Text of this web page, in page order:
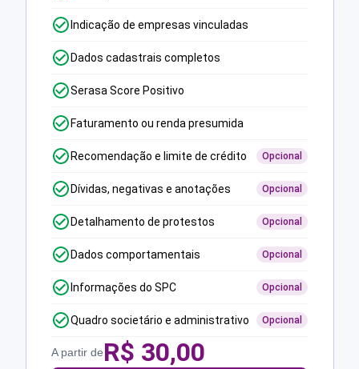
Indicação de empresas vinculadas
Dados cadastrais completos
Serasa Score Positivo
Faturamento ou renda presumida
Recomendação e limite de crédito Opcional
Dívidas, negativas e anotações Opcional
Detalhamento de protestos Opcional
Dados comportamentais Opcional
Informações do SPC Opcional
Quadro societário e administrativo Opcional
A partir deR$ 30,00